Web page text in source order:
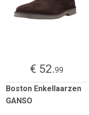
€ 52.99
Boston Enkellaarzen
GANSO